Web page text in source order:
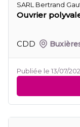
SARL Bertrand
Ouvrier
CDD
Publiée le 13/07/